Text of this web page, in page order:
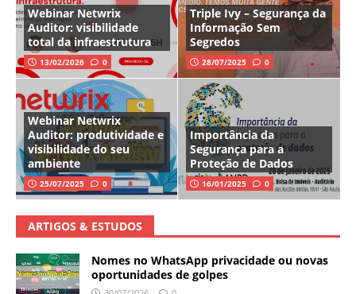
Webinar Netwrix
Auditor: visibilidade
total da infraestrutura
13/02/2026 0
Triple Ivy – Segurança da
Informação Sem
Segredos
28/07/2025 0
Webinar Netwrix
Auditor: produtividade e
visibilidade do seu
ambiente
25/07/2025 0
Importância da
Segurança para a
Proteção de Dados
16/01/2025 0
ARTIGOS & ESTUDOS
Nomes no WhatsApp privacidade ou novas
oportunidades de golpes